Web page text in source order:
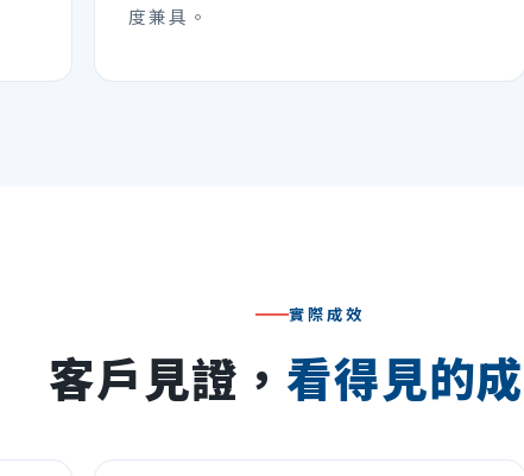
度兼具。
實際成效
客戶見證， 看得見的